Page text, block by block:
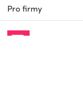
Pro firmy